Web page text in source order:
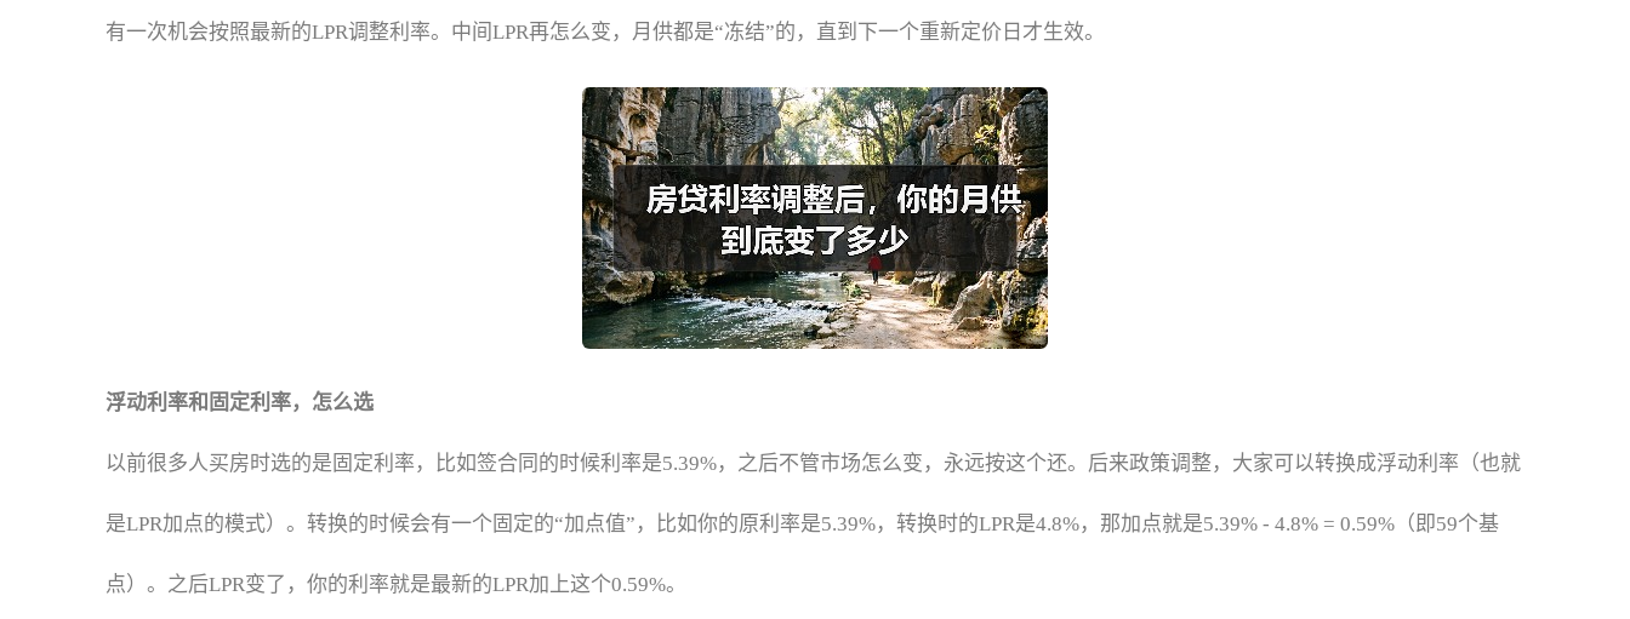
有一次机会按照最新的LPR调整利率。中间LPR再怎么变，月供都是“冻结”的，直到下一个重新定价日才生效。
浮动利率和固定利率，怎么选
以前很多人买房时选的是固定利率，比如签合同的时候利率是5.39%，之后不管市场怎么变，永远按这个还。后来政策调整，大家可以转换成浮动利率（也就
是LPR加点的模式）。转换的时候会有一个固定的“加点值”，比如你的原利率是5.39%，转换时的LPR是4.8%，那加点就是5.39% - 4.8% = 0.59%（即59个基
点）。之后LPR变了，你的利率就是最新的LPR加上这个0.59%。